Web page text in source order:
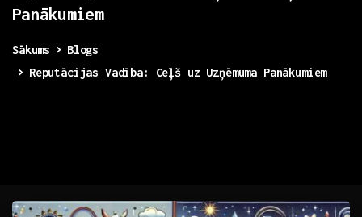
Panākumiem
Sākums
Blogs
Reputācijas Vadība: Ceļš uz Uzņēmuma Panākumiem